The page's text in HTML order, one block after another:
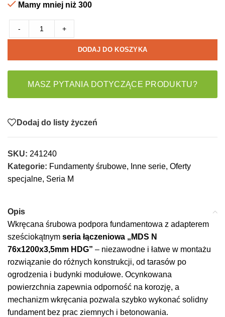
Mamy mniej niż 300
- +
DODAJ DO KOSZYKA
MASZ PYTANIA DOTYCZĄCE PRODUKTU?
Dodaj do listy życzeń
SKU: 241240
Kategorie: Fundamenty śrubowe, Inne serie, Oferty
specjalne, Seria M
Opis
Wkręcana śrubowa podpora fundamentowa z adapterem
sześciokątnym seria łączeniowa „MDS N
76x1200x3,5mm HDG” – niezawodne i łatwe w montażu
rozwiązanie do różnych konstrukcji, od tarasów po
ogrodzenia i budynki modułowe. Ocynkowana
powierzchnia zapewnia odporność na korozję, a
mechanizm wkręcania pozwala szybko wykonać solidny
fundament bez prac ziemnych i betonowania.